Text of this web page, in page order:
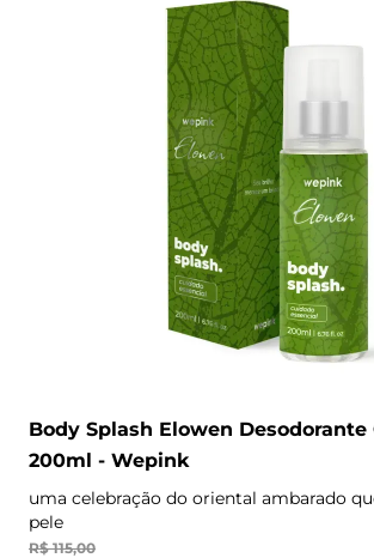
Body Splash Elowen Desodorante
200ml - Wepink
uma celebração do oriental ambarado
pele
R$ 115,00